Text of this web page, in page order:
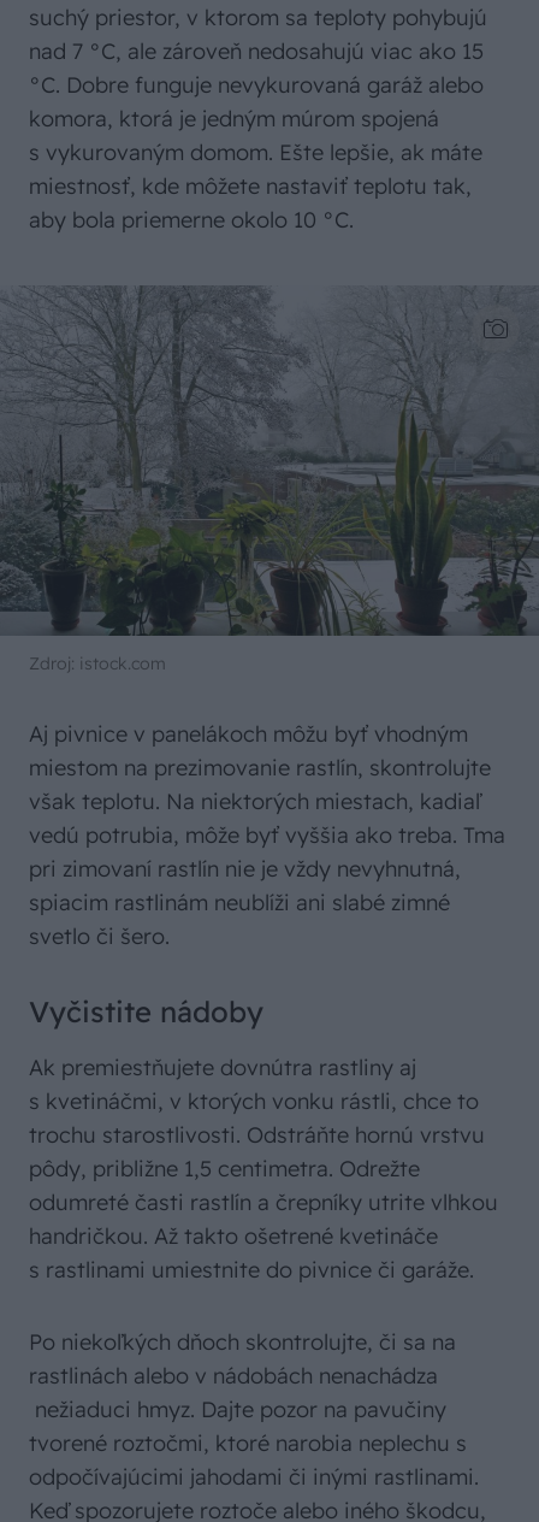
suchý priestor, v ktorom sa teploty pohybujú
nad 7 °C, ale zároveň nedosahujú viac ako 15
°C. Dobre funguje nevykurovaná garáž alebo
komora, ktorá je jedným múrom spojená
s vykurovaným domom. Ešte lepšie, ak máte
miestnosť, kde môžete nastaviť teplotu tak,
aby bola priemerne okolo 10 °C.
Zdroj: istock.com
Aj pivnice v panelákoch môžu byť vhodným
miestom na prezimovanie rastlín, skontrolujte
však teplotu. Na niektorých miestach, kadiaľ
vedú potrubia, môže byť vyššia ako treba. Tma
pri zimovaní rastlín nie je vždy nevyhnutná,
spiacim rastlinám neublíži ani slabé zimné
svetlo či šero.
Vyčistite nádoby
Ak premiestňujete dovnútra rastliny aj
s kvetináčmi, v ktorých vonku rástli, chce to
trochu starostlivosti. Odstráňte hornú vrstvu
pôdy, približne 1,5 centimetra. Odrežte
odumreté časti rastlín a črepníky utrite vlhkou
handričkou. Až takto ošetrené kvetináče
s rastlinami umiestnite do pivnice či garáže.
Po niekoľkých dňoch skontrolujte, či sa na
rastlinách alebo v nádobách nenachádza
nežiaduci hmyz. Dajte pozor na pavučiny
tvorené roztočmi, ktoré narobia neplechu s
odpočívajúcimi jahodami či inými rastlinami.
Keď spozorujete roztoče alebo iného škodcu,